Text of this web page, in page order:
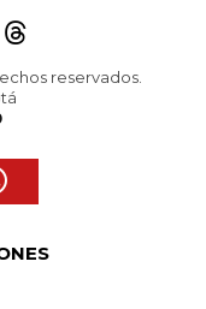
reservados.